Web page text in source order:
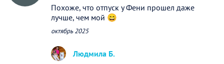
Похоже, что отпуск у Фени прошел даже
лучше, чем мой 😄
октябрь 2025
Людмила Б.